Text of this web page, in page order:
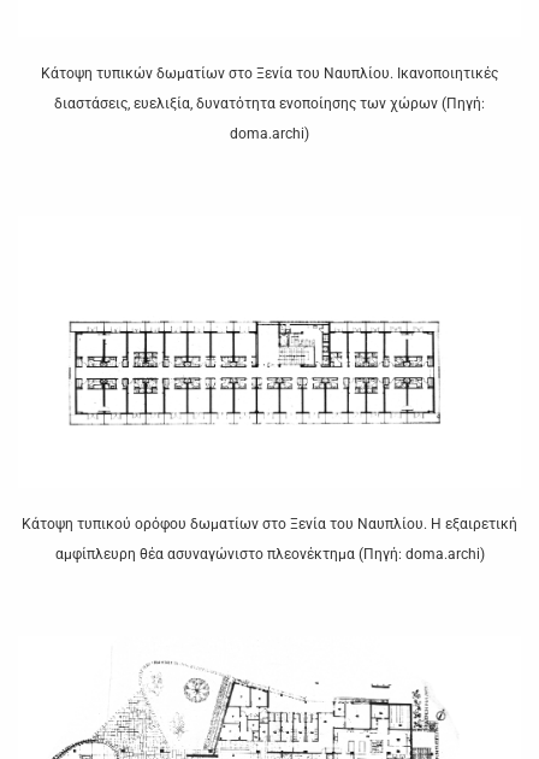
Κάτοψη τυπικών δωματίων στο Ξενία του Ναυπλίου. Ικανοποιητικές
διαστάσεις, ευελιξία, δυνατότητα ενοποίησης των χώρων (Πηγή:
doma.archi)
Κάτοψη τυπικού ορόφου δωματίων στο Ξενία του Ναυπλίου. Η εξαιρετική
αμφίπλευρη θέα ασυναγώνιστο πλεονέκτημα (Πηγή: doma.archi)